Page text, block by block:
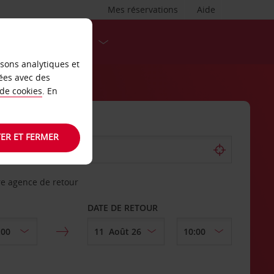
Aide
Mes réservations
agence de retour
DATE DE RETOUR
analytiques et
avec des
cookies. En
ET FERMER